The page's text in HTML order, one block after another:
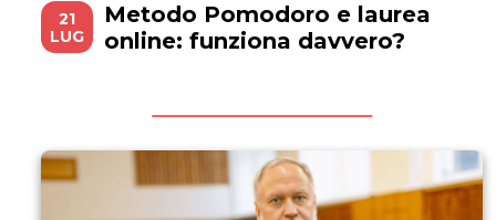
21
LUG
Metodo Pomodoro e laurea
online: funziona davvero?